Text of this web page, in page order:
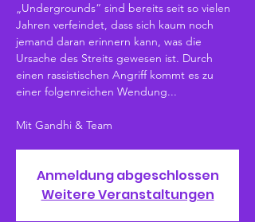
„Undergrounds“ sind bereits seit so vielen
Jahren verfeindet, dass sich kaum noch
jemand daran erinnern kann, was die
Ursache des Streits gewesen ist. Durch
einen rassistischen Angriff kommt es zu
einer folgenreichen Wendung...
Mit Gandhi & Team
Anmeldung abgeschlossen
Weitere Veranstaltungen